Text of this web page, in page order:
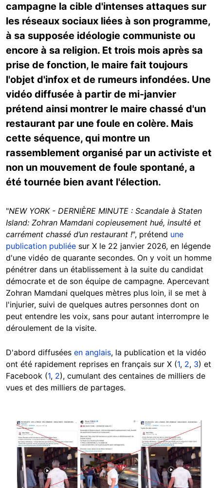
campagne la cible d'intenses attaques sur
les réseaux sociaux liées à son programme,
à sa supposée idéologie communiste ou
encore à sa religion. Et trois mois après sa
prise de fonction, le maire fait toujours
l'objet d'infox et de rumeurs infondées. Une
vidéo diffusée à partir de mi-janvier
prétend ainsi montrer le maire chassé d'un
restaurant par une foule en colère. Mais
cette séquence, qui montre un
rassemblement organisé par un activiste et
non un mouvement de foule spontané, a
été tournée bien avant l'élection.
"NEW YORK - DERNIÈRE MINUTE : Scandale à Staten
Island: Zohran Mamdani copieusement hué, insulté et
carrément chassé d’un restaurant !", prétend une
publication publiée sur X le 22 janvier 2026, en légende
d'une vidéo de quarante secondes. On y voit un homme
pénétrer dans un établissement à la suite du candidat
démocrate et de son équipe de campagne. Apercevant
Zohran Mamdani quelques mètres plus loin, il se met à
l'injurier, suivi de quelques autres personnes dont on
peut entendre les voix, sans pour autant interrompre le
déroulement de la visite.
D'abord diffusées en anglais, la publication et la vidéo
ont été rapidement reprises en français sur X (1, 2, 3) et
Facebook (1, 2), cumulant des centaines de milliers de
vues et des milliers de partages.
Image